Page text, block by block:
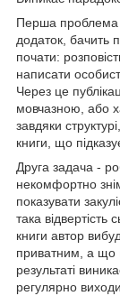
Перша проблема -
додаток, бачить
почати:
написати
Через це
мовчазною, або
завдяки
книги, що
Друга задача -
некомфортно
показувати
така
книги автор
приватним, а що
результаті
регулярно